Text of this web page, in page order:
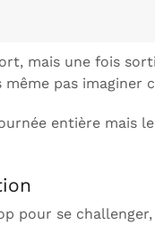
mais une fois
pas imaginer
entière mais
pour se